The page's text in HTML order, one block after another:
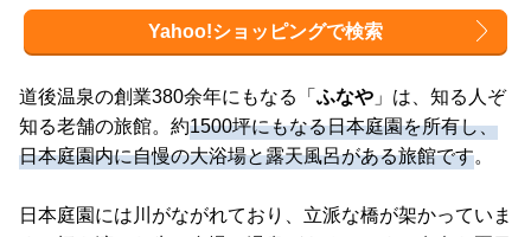
Yahoo!ショッピングで検索
道後温泉の創業380余年にもなる「 ふなや 」は、知る人ぞ
知る老舗の旅館。約1500坪にもなる日本庭園を所有し、
日本庭園内に自慢の大浴場と露天風呂がある旅館です。
日本庭園には川がながれており、立派な橋が架かっていま